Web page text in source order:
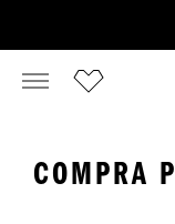
COMPRA